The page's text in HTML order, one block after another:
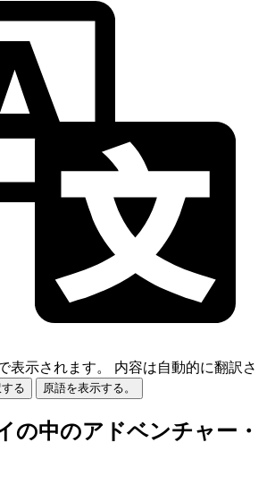
表示されます。
内容は自動的に翻訳さ
る 原語を表示する。
の中のアドベンチャー・